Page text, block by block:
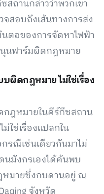
ถานกล่าวว่าพวกเขา
จสอบถึงเส้นทางการส่ง
ตอของการจัดหาไฟฟ้า
นุนฟาร์มผิดกฎหมาย
ผิดกฎหมาย ไม่ใช่เรื่อง
กฎหมายในคีร์กีซสถาน
ม่ใช่เรื่องแปลกใน
รณีเช่นเดียวกันมาไม่
นมังกรเองได้ค้นพบ
หมายซึ่งกบดานอยู่ ณ